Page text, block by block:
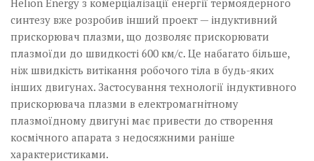
Helion Energy з комерціалізації енергії термоядерного
синтезу вже розробив інший проект — індуктивний
прискорювач плазми, що дозволяє прискорювати
плазмоїди до швидкості 600 км/с. Це набагато більше,
ніж швидкість витікання робочого тіла в будь-яких
інших двигунах. Застосування технології індуктивного
прискорювача плазми в електромагнітному
плазмоїдному двигуні має привести до створення
космічного апарата з недосяжними раніше
характеристиками.